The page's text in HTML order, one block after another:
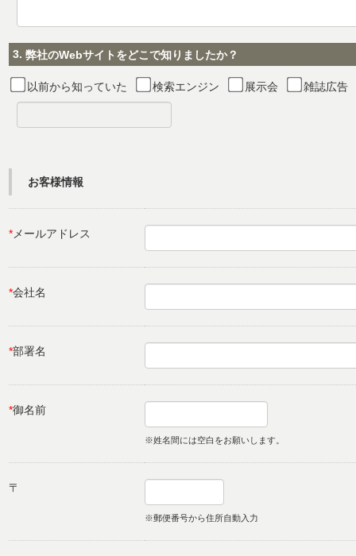
3. 弊社のWebサイトをどこで知りましたか？
以前から知っていた 検索エンジン 展示会 雑誌広告
お客様情報
*メールアドレス
*会社名
*部署名
*御名前
※姓名間には空白をお願いします。
〒
※郵便番号から住所自動入力